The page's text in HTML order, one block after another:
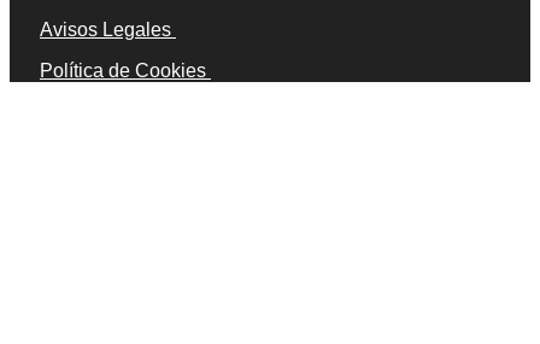
Avisos Legales
Política de Cookies